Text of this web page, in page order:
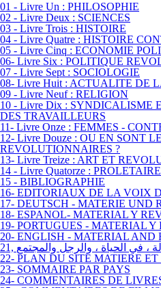
01 - Livre Un : PHILOSOPHIE
02 - Livre Deux : SCIENCES
03 - Livre Trois : HISTOIRE
04 - Livre Quatre : HISTOIRE
05 - Livre Cinq : ECONOMIE
06- Livre Six : POLITIQUE
07 - Livre Sept : SOCIOLOGIE
08- Livre Huit : ACTUALITE DE
09 - Livre Neuf : RELIGION
10 - Livre Dix : SYNDICALISME
DES TRAVAILLEURS
11- Livre Onze : FEMMES -
12- Livre Douze : OU EN SONT
REVOLUTIONNAIRES ?
13- Livre Treize : ART ET
14 - Livre Quatorze :
15 - BIBLIOGRAPHIE
16- EDITORIAUX DE LA VOIX
17- DEUTSCH - MATERIE UND
18- ESPANOL- MATERIAL Y
19- PORTUGUES - MATERIAL
20- ENGLISH - MATERIAL AND
، في الحياة ، والرجل والمجتمع
22- PLAN DU SITE MATIERE
23- SOMMAIRE PAR PAYS
24- COMMENTAIRES DE